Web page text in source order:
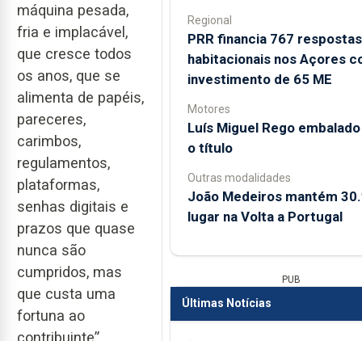
máquina pesada,
fria e implacável,
que cresce todos
os anos, que se
alimenta de papéis,
pareceres,
carimbos,
regulamentos,
plataformas,
senhas digitais e
prazos que quase
nunca são
cumpridos, mas
que custa uma
fortuna ao
contribuinte”,
Regional
PRR financia 767 respostas
habitacionais nos Açores
investimento de 65 ME
Motores
Luís Miguel Rego
o título
Outras modalidades
João Medeiros mantém
lugar na Volta a Portugal
PUB
Últimas Notícias